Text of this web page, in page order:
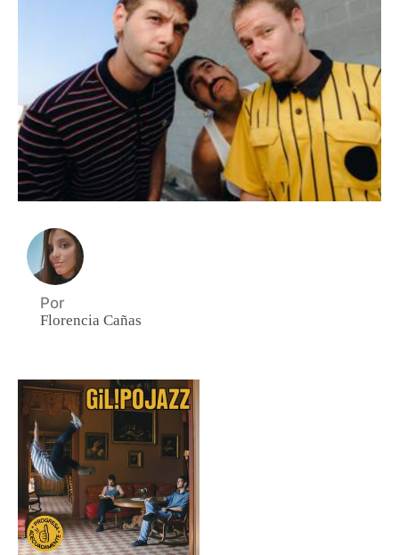
Por
Florencia Cañas